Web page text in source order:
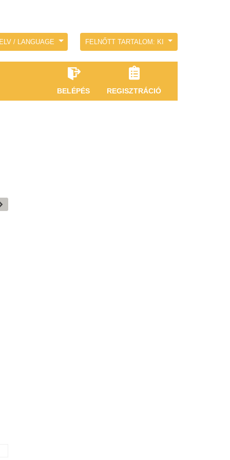
/ LANGUAGE FELNŐTT TARTALOM: KI
BELÉPÉS REGISZTRÁCIÓ